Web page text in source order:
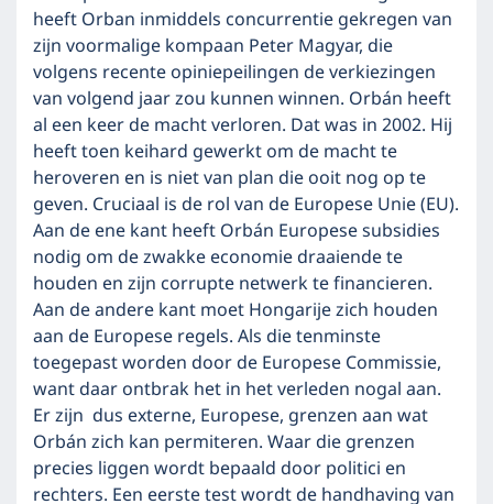
heeft Orban inmiddels concurrentie gekregen van
zijn voormalige kompaan Peter Magyar, die
volgens recente opiniepeilingen de verkiezingen
van volgend jaar zou kunnen winnen. Orbán heeft
al een keer de macht verloren. Dat was in 2002. Hij
heeft toen keihard gewerkt om de macht te
heroveren en is niet van plan die ooit nog op te
geven. Cruciaal is de rol van de Europese Unie (EU).
Aan de ene kant heeft Orbán Europese subsidies
nodig om de zwakke economie draaiende te
houden en zijn corrupte netwerk te financieren.
Aan de andere kant moet Hongarije zich houden
aan de Europese regels. Als die tenminste
toegepast worden door de Europese Commissie,
want daar ontbrak het in het verleden nogal aan.
Er zijn dus externe, Europese, grenzen aan wat
Orbán zich kan permiteren. Waar die grenzen
precies liggen wordt bepaald door politici en
rechters. Een eerste test wordt de handhaving van